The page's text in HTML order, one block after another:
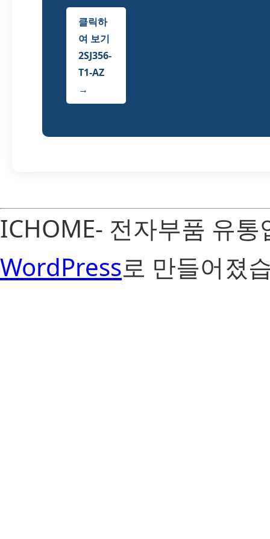
클릭하
여 보기
2SJ356-
T1-AZ
→
ICHOME- 전자부품 유
WordPress로 만들어졌